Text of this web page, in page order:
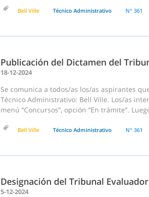
Bell Ville Técnico Administrativo N° 361
Publicación del Dictamen del
18-12-2024
Se comunica a todos/as los/as aspirantes
Técnico Administrativo: Bell Ville. Los/as
menú “Concursos”, opción “En trámite”.
Bell Ville Técnico Administrativo N° 361
Designación del Tribunal
5-12-2024